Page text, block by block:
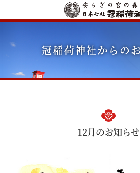
冠稲荷神社からの
12月のお知らせ